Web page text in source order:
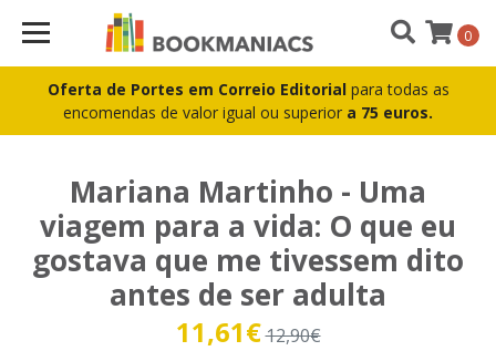
Oferta de Portes em Correio Editorial para todas as
encomendas de valor igual ou superior a 75 euros.
0
Mariana Martinho - Uma
viagem para a vida: O que eu
gostava que me tivessem dito
antes de ser adulta
11,61€12,90€